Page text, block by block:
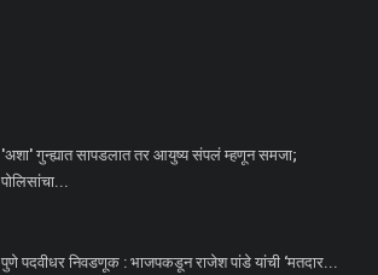
'अशा' गुन्ह्यात सापडलात तर आयुष्य संपलं म्हणून समजा;
पोलिसांचा...
पुणे पदवीधर निवडणूक : भाजपकडून राजेश पांडे यांची ‘मतदार...